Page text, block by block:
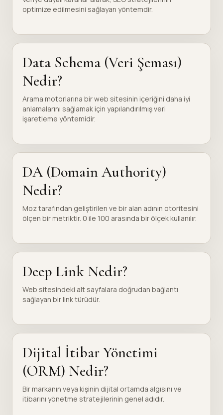
optimize edilmesini sağlayan yöntemdir.
Data Schema (Veri Şeması)
Nedir?
Arama motorlarına bir web sitesinin içeriğini daha iyi
anlamalarını sağlamak için yapılandırılmış veri
işaretleme yöntemidir.
DA (Domain Authority)
Nedir?
Moz tarafından geliştirilen ve bir alan adının otoritesini
ölçen bir metriktir. 0 ile 100 arasında bir ölçek kullanılır.
Deep Link Nedir?
Web sitesindeki alt sayfalara doğrudan bağlantı
sağlayan bir link türüdür.
Dijital İtibar Yönetimi
(ORM) Nedir?
Bir markanın veya kişinin dijital ortamda algısını ve
itibarını yönetme stratejilerinin genel adıdır.